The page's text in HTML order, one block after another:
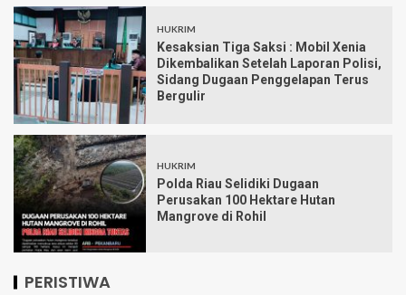
HUKRIM
Kesaksian Tiga Saksi : Mobil Xenia
Dikembalikan Setelah Laporan Polisi,
Sidang Dugaan Penggelapan Terus
Bergulir
HUKRIM
Polda Riau Selidiki Dugaan
Perusakan 100 Hektare Hutan
Mangrove di Rohil
PERISTIWA